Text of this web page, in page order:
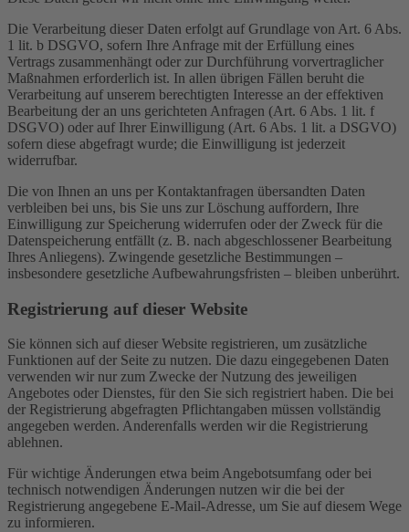
Die Verarbeitung dieser Daten erfolgt auf Grundlage von Art. 6 Abs.
1 lit. b DSGVO, sofern Ihre Anfrage mit der Erfüllung eines
Vertrags zusammenhängt oder zur Durchführung vorvertraglicher
Maßnahmen erforderlich ist. In allen übrigen Fällen beruht die
Verarbeitung auf unserem berechtigten Interesse an der effektiven
Bearbeitung der an uns gerichteten Anfragen (Art. 6 Abs. 1 lit. f
DSGVO) oder auf Ihrer Einwilligung (Art. 6 Abs. 1 lit. a DSGVO)
sofern diese abgefragt wurde; die Einwilligung ist jederzeit
widerrufbar.
Die von Ihnen an uns per Kontaktanfragen übersandten Daten
verbleiben bei uns, bis Sie uns zur Löschung auffordern, Ihre
Einwilligung zur Speicherung widerrufen oder der Zweck für die
Datenspeicherung entfällt (z. B. nach abgeschlossener Bearbeitung
Ihres Anliegens). Zwingende gesetzliche Bestimmungen –
insbesondere gesetzliche Aufbewahrungsfristen – bleiben unberührt.
Registrierung auf dieser Website
Sie können sich auf dieser Website registrieren, um zusätzliche
Funktionen auf der Seite zu nutzen. Die dazu eingegebenen Daten
verwenden wir nur zum Zwecke der Nutzung des jeweiligen
Angebotes oder Dienstes, für den Sie sich registriert haben. Die bei
der Registrierung abgefragten Pflichtangaben müssen vollständig
angegeben werden. Anderenfalls werden wir die Registrierung
ablehnen.
Für wichtige Änderungen etwa beim Angebotsumfang oder bei
technisch notwendigen Änderungen nutzen wir die bei der
Registrierung angegebene E-Mail-Adresse, um Sie auf diesem Wege
zu informieren.